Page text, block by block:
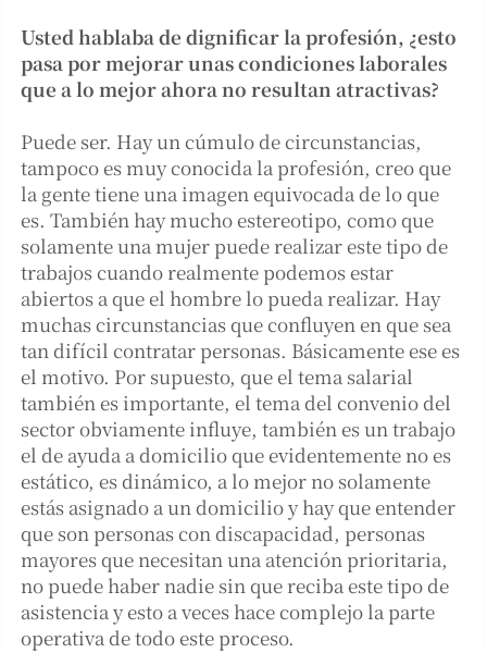
Usted hablaba de dignificar la profesión, ¿esto
pasa por mejorar unas condiciones laborales
que a lo mejor ahora no resultan atractivas?
Puede ser. Hay un cúmulo de circunstancias,
tampoco es muy conocida la profesión, creo que
la gente tiene una imagen equivocada de lo que
es. También hay mucho estereotipo, como que
solamente una mujer puede realizar este tipo de
trabajos cuando realmente podemos estar
abiertos a que el hombre lo pueda realizar. Hay
muchas circunstancias que confluyen en que sea
tan difícil contratar personas. Básicamente ese es
el motivo. Por supuesto, que el tema salarial
también es importante, el tema del convenio del
sector obviamente influye, también es un trabajo
el de ayuda a domicilio que evidentemente no es
estático, es dinámico, a lo mejor no solamente
estás asignado a un domicilio y hay que entender
que son personas con discapacidad, personas
mayores que necesitan una atención prioritaria,
no puede haber nadie sin que reciba este tipo de
asistencia y esto a veces hace complejo la parte
operativa de todo este proceso.